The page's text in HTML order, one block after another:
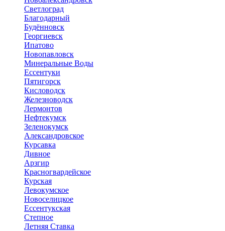
Светлоград
Благодарный
Будённовск
Георгиевск
Ипатово
Новопавловск
Минеральные Воды
Ессентуки
Пятигорск
Кисловодск
Железноводск
Лермонтов
Нефтекумск
Зеленокумск
Александровское
Курсавка
Дивное
Арзгир
Красногвардейское
Курская
Левокумское
Новоселицкое
Ессентукская
Степное
Летняя Ставка